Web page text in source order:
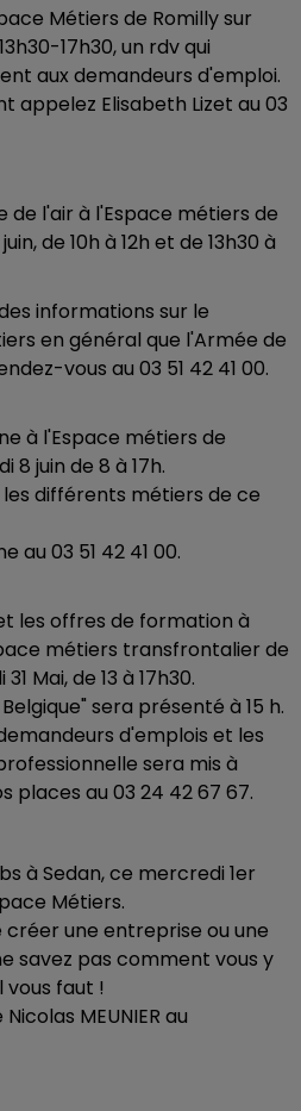
Métiers de Romilly sur
17h30, un rdv qui
aux demandeurs d'emploi.
appelez Elisabeth Lizet au 03
de l'air à l'Espace métiers de
de 10h à 12h et de 13h30 à
informations sur le
en général que l'Armée de
vous au 03 51 42 41 00.
à l'Espace métiers de
8 juin de 8 à 17h.
différents métiers de ce
au 03 51 42 41 00.
les offres de formation à
métiers transfrontalier de
Mai, de 13 à 17h30.
sera présenté à 15 h.
d'emplois et les
sera mis à
places au 03 24 42 67 67.
à Sedan, ce mercredi 1er
Métiers.
créer une entreprise ou une
savez pas comment vous y
faut !
MEUNIER au